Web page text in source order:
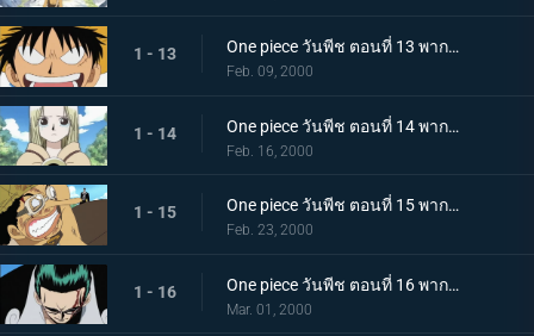
1 - 13 One piece วันพีช ตอนที่ 13 พากย์ไทย คู่พี่น้องสุดน่ากลัว! พี่น้องเนียบัน ปะทะ โซโล
Feb. 09, 2000
1 - 14 One piece วันพีช ตอนที่ 14 พากย์ไทย ลูฟี่คืนสติ! คุณหนูคายะยอมเสี่ยงตาย
Feb. 16, 2000
1 - 15 One piece วันพีช ตอนที่ 15 พากย์ไทย จัดการคุโระซะ! การตัดสินใจทั้งน้ำตาของอุซป
Feb. 23, 2000
1 - 16 One piece วันพีช ตอนที่ 16 พากย์ไทย ปกป้องคายะให้ได้! วีรกรรมครั้งใหญ่ของกลุ่มโจรสลัดอุซป
Mar. 01, 2000